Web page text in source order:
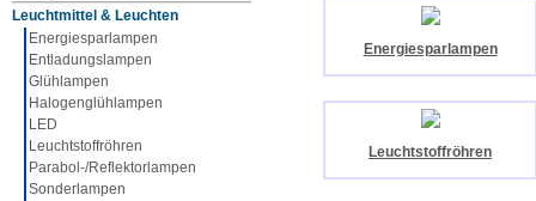
Leuchtmittel & Leuchten
Energiesparlampen
Entladungslampen
Glühlampen
Halogenglühlampen
LED
Leuchtstoffröhren
Parabol-/Reflektorlampen
Sonderlampen
Energiesparlampen
Leuchtstoffröhren